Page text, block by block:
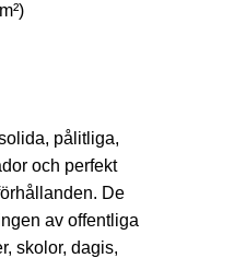
pålitliga,
och perfekt
De
av offentliga
skolor, dagis,